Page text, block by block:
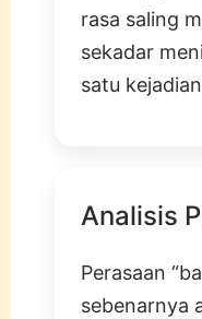
rasa saling
sekadar
satu
Analisis
Perasaan
sebenarnya